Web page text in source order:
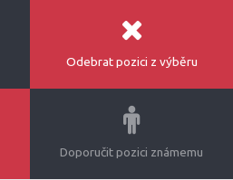
Odebrat pozici z výběru
Doporučit pozici známemu